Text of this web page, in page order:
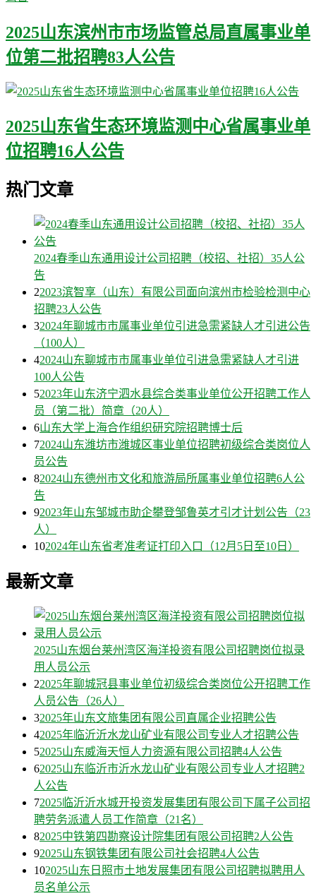
2025山东滨州市市场监管总局直属事业单
位第二批招聘83人公告
2025山东省生态环境监测中心省属事业单
位招聘16人公告
热门文章
2024春季山东通用设计公司招聘（校招、社招）35人公
告
22023滨智享（山东）有限公司面向滨州市检验检测中心
招聘23人公告
32024年聊城市市属事业单位引进急需紧缺人才引进公告
（100人）
42024山东聊城市市属事业单位引进急需紧缺人才引进
100人公告
52023年山东济宁泗水县综合类事业单位公开招聘工作人
员（第二批）简章（20人）
6山东大学上海合作组织研究院招聘博士后
72024山东潍坊市潍城区事业单位招聘初级综合类岗位人
员公告
82024山东德州市文化和旅游局所属事业单位招聘6人公
告
92023年山东邹城市助企攀登邹鲁英才引才计划公告（23
人）
102024年山东省考准考证打印入口（12月5日至10日）
最新文章
2025山东烟台莱州湾区海洋投资有限公司招聘岗位拟录
用人员公示
22025年聊城冠县事业单位初级综合类岗位公开招聘工作
人员公告（26人）
32025年山东文旅集团有限公司直属企业招聘公告
42025年临沂沂水龙山矿业有限公司专业人才招聘公告
52025山东威海天恒人力资源有限公司招聘4人公告
62025山东临沂市沂水龙山矿业有限公司专业人才招聘2
人公告
72025临沂沂水城开投资发展集团有限公司下属子公司招
聘劳务派遣人员工作简章（21名）
82025中铁第四勘察设计院集团有限公司招聘2人公告
92025山东钢铁集团有限公司社会招聘4人公告
102025山东日照市土地发展集团有限公司招聘拟聘用人
员名单公示